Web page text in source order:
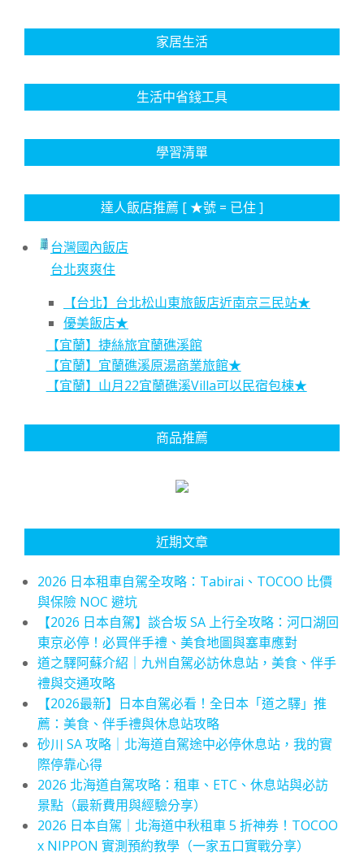
家居生活
生活中省錢工具
學習清單
達人飯店推薦 [ ★號 = 已住 ]
台灣國內飯店
台北爽爽住
【台北】台北松山東旅飯店近南京三民站★
優美飯店★
【宜蘭】捷絲旅宜蘭礁溪館
【宜蘭】宜蘭礁溪原湯商業旅館★
【宜蘭】山月22宜蘭礁溪Villa可以民宿包棟★
商品推薦
近期文章
2026 日本租車自駕全攻略：Tabirai、TOCOO 比價
與保險 NOC 避坑
【2026 日本自駕】談合坂 SA 上行全攻略：河口湖回
東京必停！必買伴手禮、美食地圖與塞車應對
道之驛阿蘇介紹｜九州自駕必訪休息站，美食、伴手
禮與交通攻略
【2026最新】日本自駕必看！全日本「道之驛」推
薦：美食、伴手禮與休息站攻略
砂川 SA 攻略｜北海道自駕途中必停休息站，我的實
際停靠心得
2026 北海道自駕攻略：租車、ETC、休息站與必訪
景點（最新費用與經驗分享）
2026 日本自駕｜北海道中秋租車 5 折神券！TOCOO
x NIPPON 實測預約教學（一家五口實戰分享）